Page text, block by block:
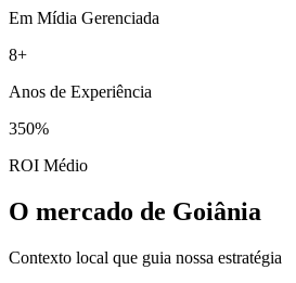
Em Mídia Gerenciada
8+
Anos de Experiência
350%
ROI Médio
O mercado de Goiânia
Contexto local que guia nossa estratégia